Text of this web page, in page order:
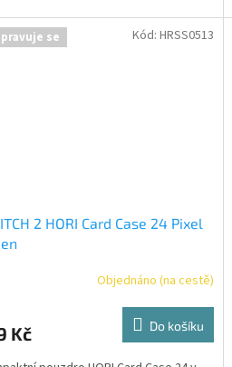
se
2 HORI Card Case 24 Pixel
Objednáno (na cestě)
Kč Do košíku
Kód: HRSS0513